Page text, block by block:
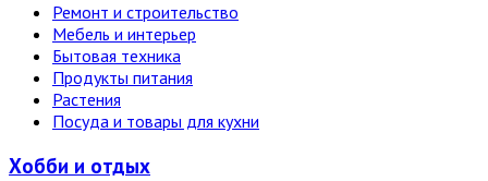
Ремонт и строительство
Мебель и интерьер
Бытовая техника
Продукты питания
Растения
Посуда и товары для кухни
Хобби и отдых